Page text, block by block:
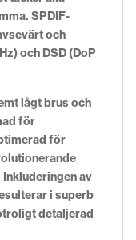
SPDIF-
och
och DSD (DoP
lågt brus och
för
för
av
i superb
detaljerad